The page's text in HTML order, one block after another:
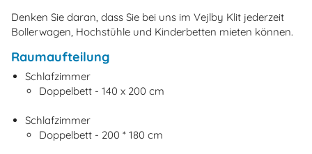
Denken Sie daran, dass Sie bei uns im Vejlby Klit jederzeit
Bollerwagen, Hochstühle und Kinderbetten mieten können.
Raumaufteilung
Schlafzimmer
Doppelbett - 140 x 200 cm
Schlafzimmer
Doppelbett - 200 * 180 cm